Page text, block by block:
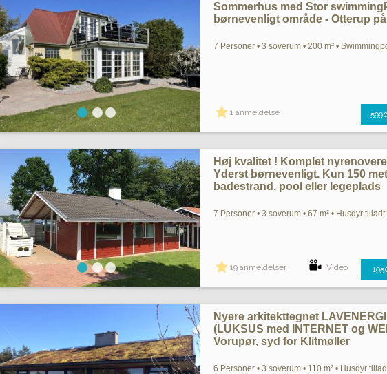
Sommerhus med Stor
børnevenligt område - Otterup
7 Personer • 3 soverum • 200 m² •
1 anmeldelse
Høj kvalitet ! Komplet
Yderst børnevenligt. Kun 150
badestrand, pool eller legeplads
7 Personer • 3 soverum • 67 m² • Husdyr tilladt
19 anmeldelser Video
Nyere arkitekttegnet
(LUKSUS med INTERNET og
Vorupør, syd for Klitmøller
6 Personer • 3 soverum • 110 m² • Husdyr